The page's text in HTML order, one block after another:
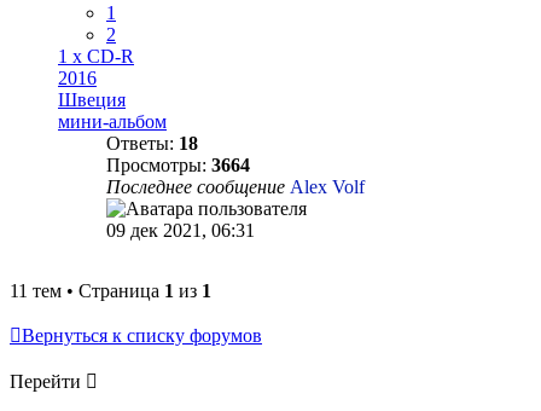
1
2
1 x CD-R
2016
Швеция
мини-альбом
Ответы: 18
Просмотры: 3664
Последнее сообщение Alex Volf
09 дек 2021, 06:31
11 тем • Страница 1 из 1
Вернуться к списку форумов
Перейти